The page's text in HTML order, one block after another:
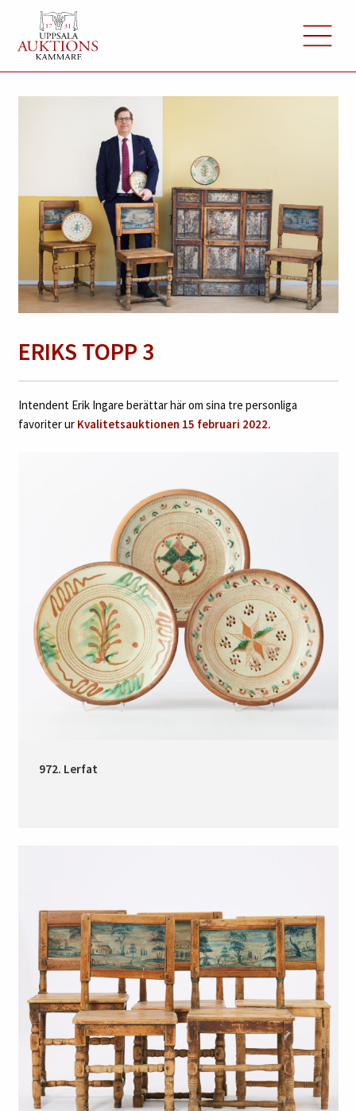
ERIKS TOPP 3
Intendent Erik Ingare berättar här om sina tre personliga
favoriter ur Kvalitetsauktionen 15 februari 2022.
972. Lerfat